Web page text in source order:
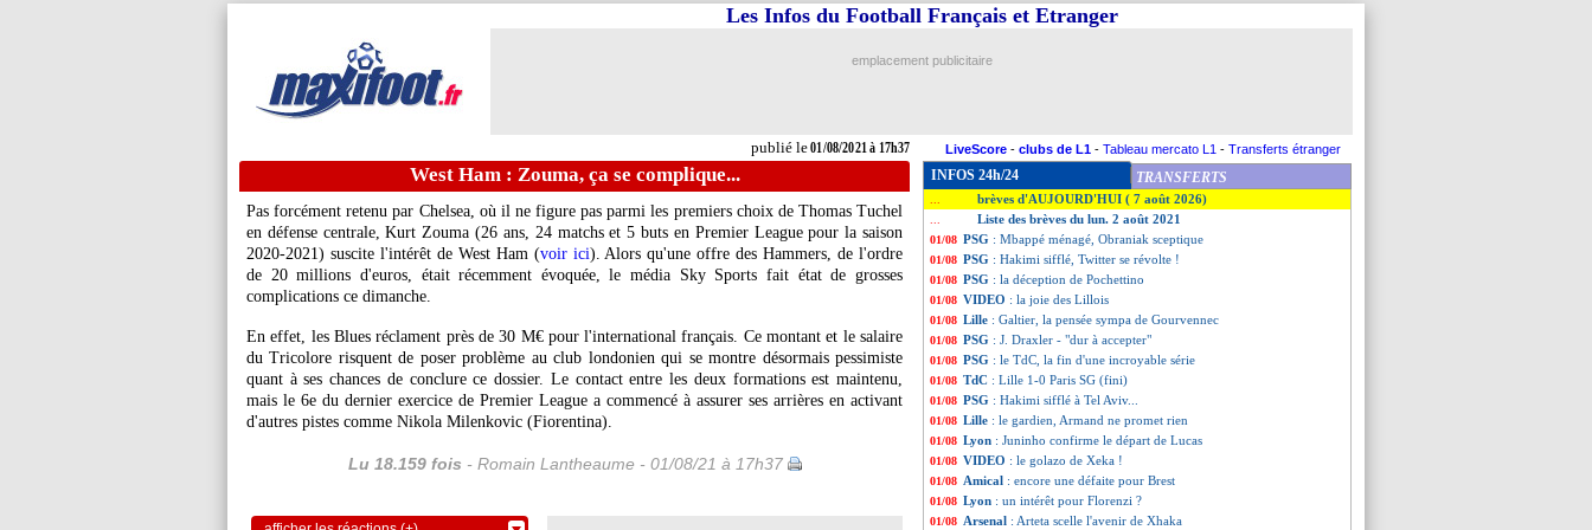
publié le01/08/2021 à 17h37
Les Infos du Football Français et Etranger
emplacement publicitaire
LiveScore - clubs de L1 - Tableau mercato L1 - Transferts étranger
West Ham : Zouma, ça se complique...
Pas forcément retenu par Chelsea, où il ne figure pas parmi les premiers choix de Thomas Tuchel
en défense centrale, Kurt Zouma (26 ans, 24 matchs et 5 buts en Premier League pour la saison
2020-2021) suscite l'intérêt de West Ham (voir ici). Alors qu'une offre des Hammers, de l'ordre
de 20 millions d'euros, était récemment évoquée, le média Sky Sports fait état de grosses
complications ce dimanche.
En effet, les Blues réclament près de 30 M€ pour l'international français. Ce montant et le salaire
du Tricolore risquent de poser problème au club londonien qui se montre désormais pessimiste
quant à ses chances de conclure ce dossier. Le contact entre les deux formations est maintenu,
mais le 6e du dernier exercice de Premier League a commencé à assurer ses arrières en activant
d'autres pistes comme Nikola Milenkovic (Fiorentina).
Lu 18.159 fois - Romain Lantheaume - 01/08/21 à 17h37
INFOS 24h/24 TRANSFERTS
brèves d'AUJOURD'HUI ( 7 août 2026)
Liste des brèves du lun. 2 août 2021
01/08 PSG : Mbappé ménagé, Obraniak sceptique
01/08 PSG : Hakimi sifflé, Twitter se révolte !
01/08 PSG : la déception de Pochettino
01/08 VIDEO : la joie des Lillois
01/08 Lille : Galtier, la pensée sympa de Gourvennec
01/08 PSG : J. Draxler - "dur à accepter"
01/08 PSG : le TdC, la fin d'une incroyable série
01/08 TdC : Lille 1-0 Paris SG (fini)
01/08 PSG : Hakimi sifflé à Tel Aviv...
01/08 Lille : le gardien, Armand ne promet rien
01/08 Lyon : Juninho confirme le départ de Lucas
01/08 VIDEO : le golazo de Xeka !
01/08 Amical : encore une défaite pour Brest
01/08 Lyon : un intérêt pour Florenzi ?
01/08 Arsenal : Arteta scelle l'avenir de Xhaka